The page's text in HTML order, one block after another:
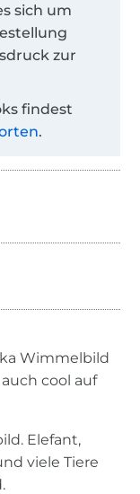
sich um
zur
findest
.
Wimmelbild
cool auf
Elefant,
viele Tiere